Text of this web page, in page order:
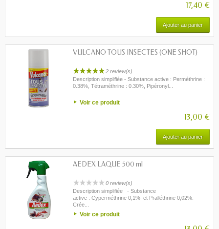
17,40 €
Ajouter au panier
VULCANO TOUS INSECTES (ONE SHOT)
2 review(s)
Description simplifiée - Substance active : Perméthrine :
0.38%, Tétraméthrine : 0.30%, Pipéronyl...
Voir ce produit
13,00 €
Ajouter au panier
AEDEX LAQUE 500 ml
0 review(s)
Description simplifiée - Substance
active : Cyperméthrine 0,1% et Pralléthrine 0,02%. -
Crée...
Voir ce produit